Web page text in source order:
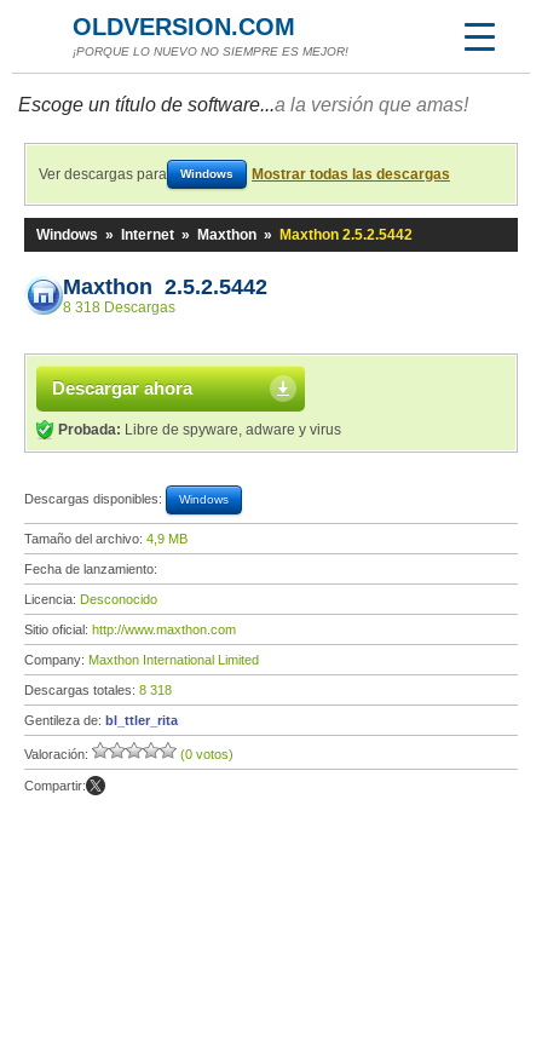
OLDVERSION.COM
¡PORQUE LO NUEVO NO SIEMPRE ES MEJOR!
Escoge un título de software...a la versión que amas!
Ver descargas para Windows Mostrar todas las descargas
Windows » Internet » Maxthon » Maxthon 2.5.2.5442
Maxthon 2.5.2.5442
8 318 Descargas
Descargar ahora
Probada: Libre de spyware, adware y virus
Descargas disponibles: Windows
Tamaño del archivo: 4,9 MB
Fecha de lanzamiento:
Licencia: Desconocido
Sitio oficial: http://www.maxthon.com
Company: Maxthon International Limited
Descargas totales: 8 318
Gentileza de: bl_ttler_rita
Valoración: (0 votos)
Compartir: